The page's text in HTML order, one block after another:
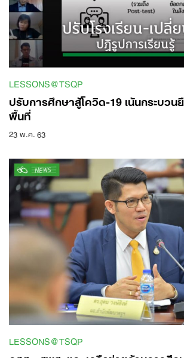
LESSONS@TSQP
ปรับการศึกษาสู้โควิด-19 เน้นกระบว
พื้นที่
23 พ.ค. 63
LESSONS@TSQP